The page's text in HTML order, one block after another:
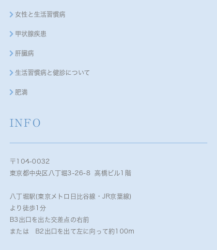
女性と生活習慣病
甲状腺疾患
肝臓病
生活習慣病と健診について
肥満
INFO
〒104-0032
東京都中央区八丁堀3-26-8 高橋ビル1階
八丁堀駅(東京メトロ日比谷線・JR京葉線)
より徒歩1分
B3出口を出た交差点の右前
または B2出口を出て左に向って約100m